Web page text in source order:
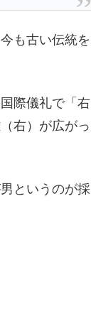
も古い伝統を
際儀礼で「右
右）が広がっ
というのが採